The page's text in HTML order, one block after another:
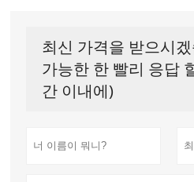
최신 가격을 받으시
가능한 한 빨리 응답
간 이내에)